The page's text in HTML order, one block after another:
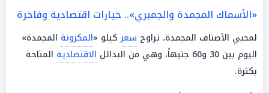
«الأسماك المجمدة والجمبري».. خيارات اقتصادية وفاخرة
لمحبي الأصناف المجمدة، تراوح سعركيلو «المكرونة المجمدة»
اليوم بين 30 و60 جنيهاً، وهي من البدائل
الاقتصادية المتاحة
بكثرة.